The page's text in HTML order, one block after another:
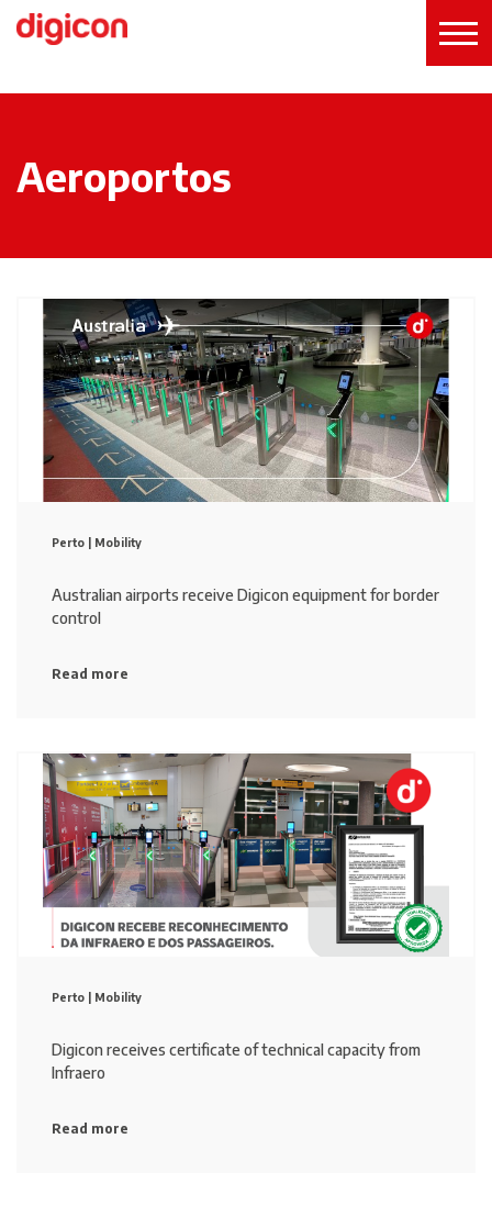
Aeroportos
Perto | Mobility
Australian airports receive Digicon equipment for border
control
Read more
Perto | Mobility
Digicon receives certificate of technical capacity from
Infraero
Read more